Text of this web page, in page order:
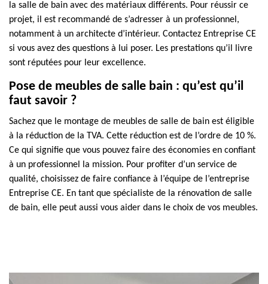
la salle de bain avec des matériaux différents. Pour réussir ce
projet, il est recommandé de s’adresser à un professionnel,
notamment à un architecte d’intérieur. Contactez Entreprise CE
si vous avez des questions à lui poser. Les prestations qu’il livre
sont réputées pour leur excellence.
Pose de meubles de salle bain : qu’est qu’il
faut savoir ?
Sachez que le montage de meubles de salle de bain est éligible
à la réduction de la TVA. Cette réduction est de l’ordre de 10 %.
Ce qui signifie que vous pouvez faire des économies en confiant
à un professionnel la mission. Pour profiter d’un service de
qualité, choisissez de faire confiance à l’équipe de l’entreprise
Entreprise CE. En tant que spécialiste de la rénovation de salle
de bain, elle peut aussi vous aider dans le choix de vos meubles.